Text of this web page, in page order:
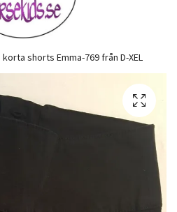
shorts Emma-769 från D-XEL